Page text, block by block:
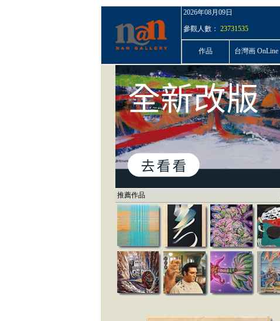
2026年08月09日
參觀人數： 23731535
作品 台灣画 OnLine
推薦作品